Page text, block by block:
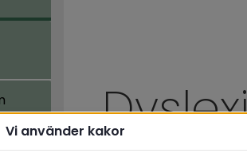
Vi använder kakor